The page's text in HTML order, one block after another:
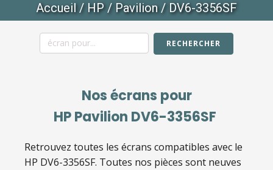
Accueil/ HP/ Pavilion/ DV6-3356SF
RECHERCHER
Nos écrans pour
HP Pavilion DV6-3356SF
Retrouvez toutes les écrans compatibles avec le
HP DV6-3356SF. Toutes nos pièces sont neuves